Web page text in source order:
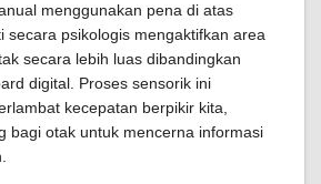
menggunakan pena di atas
secara psikologis mengaktifkan area
secara lebih luas dibandingkan
digital. Proses sensorik ini
kecepatan berpikir kita,
bagi otak untuk mencerna informasi